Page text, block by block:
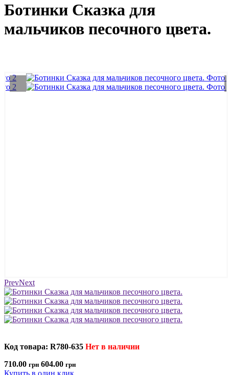
Ботинки Сказка для
мальчиков песочного цвета.
PrevNext
Код товара: R780-635 Нет в наличии
710.00 грн 604.00 грн
Купить в один клик